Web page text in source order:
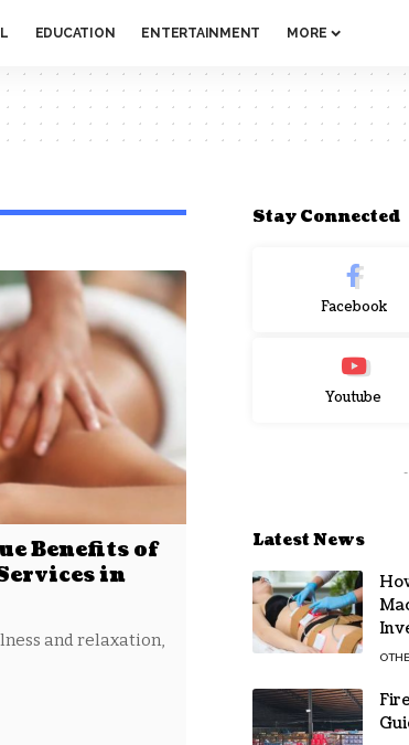
EDUCATION ENTERTAINMENT MORE
Benefits of
in
and relaxation,
Stay Connected
Facebook
Youtube
-
Latest News